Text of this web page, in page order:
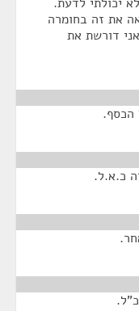
את זה בחומרה
דורשת את
הכסף.
כ.א.ל.